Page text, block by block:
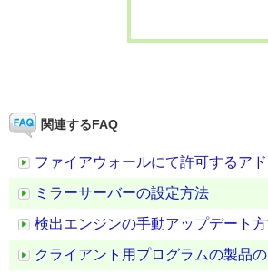
関連するFAQ
ファイアウォールにて許可するア
ミラーサーバーの設定方法
検出エンジンの手動アップデート
クライアント用プログラムの製品